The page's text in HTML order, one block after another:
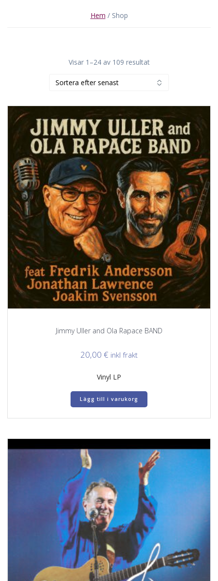
Hem / Shop
Visar 1–24 av 109 resultatSortera
senaste
Jimmy Uller and Ola Rapace BAND
20,00 € inkl frakt
Vinyl LP
Lägg till i varukorg